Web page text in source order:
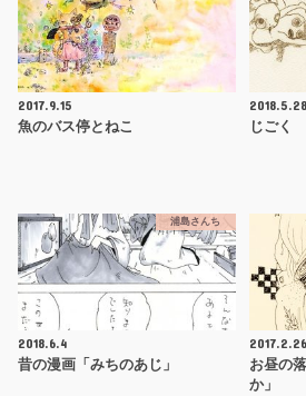
2017.9.15
魚のバス停とねこ
2018.5.28
じごく
浦島さんち
2018.6.4
昔の漫画「みちのあじ」
2017.2.26
お昼の
か」